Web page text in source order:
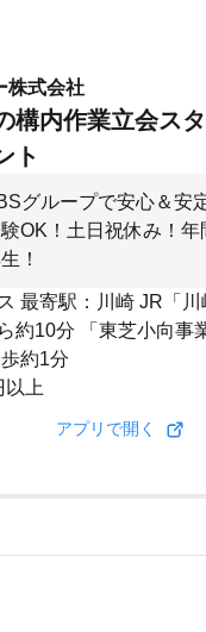
株式会社
構内作業立会ス
ト
グループで安心＆安
OK！土日祝休み！年
！
最寄駅：川崎 JR「
約10分 「東芝小向事
約1分
以上
アプリで開く